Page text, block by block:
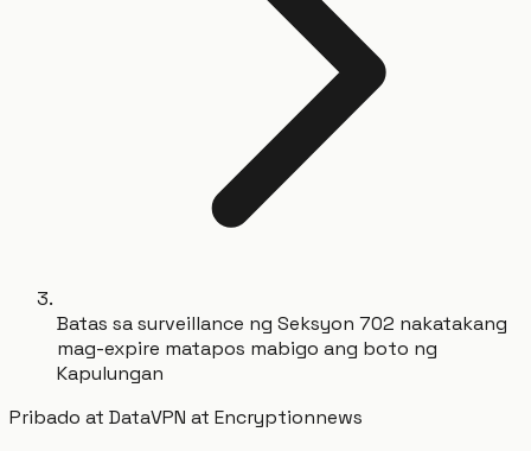
Batas sa surveillance ng Seksyon 702 nakatakang
mag-expire matapos mabigo ang boto ng
Kapulungan
Pribado at DataVPN at Encryptionnews